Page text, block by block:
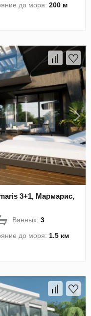
до моря:200 м
3+1, Мармарис,
Ванных:3
до моря: 1.5 км